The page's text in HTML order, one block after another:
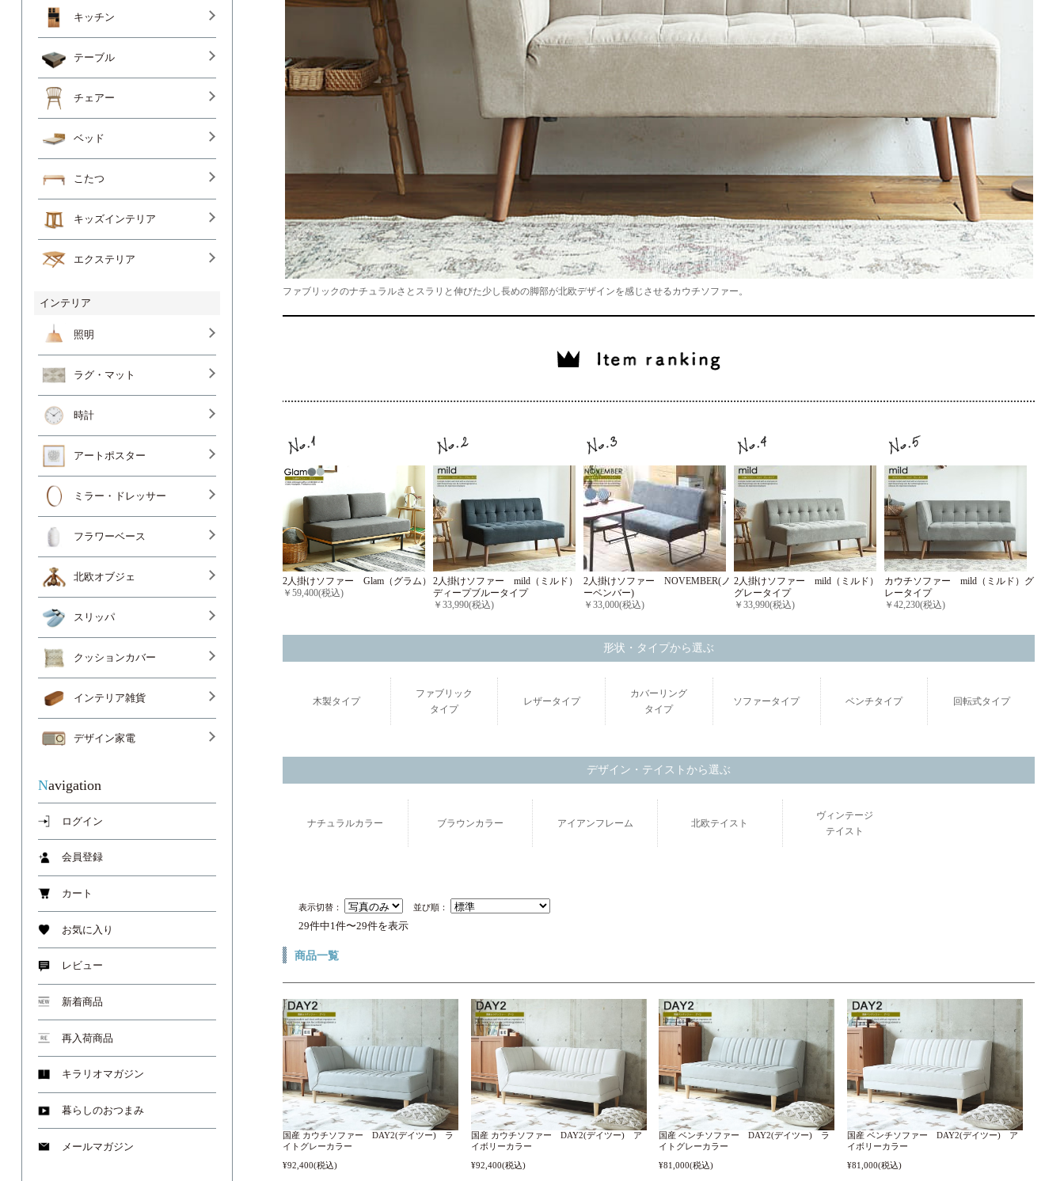
ファブリックのナチュラルさとスラリと伸びた少し長めの脚部が北欧デザインを感じさせるカウチソファー。
2人掛けソファー Glam（グラム）
￥59,400(税込)
2人掛けソファー mild（ミルド）
ディープブルータイプ
￥33,990(税込)
2人掛けソファー NOVEMBER(ノ
ーベンバー)
￥33,000(税込)
2人掛けソファー mild（ミルド）
グレータイプ
￥33,990(税込)
カウチソファー mild（ミルド）グ
レータイプ
￥42,230(税込)
形状・タイプから選ぶ
木製タイプ
ファブリック
タイプ
レザータイプ
カバーリング
タイプ
ソファータイプ ベンチタイプ 回転式タイプ
デザイン・テイストから選ぶ
ナチュラルカラー ブラウンカラー アイアンフレーム 北欧テイスト
ヴィンテージ
テイスト
表示切替： 並び順：
29件中1件〜29件を表示
商品一覧
国産 カウチソファー DAY2(デイツー) ラ
イトグレーカラー
¥92,400(税込)
国産 カウチソファー DAY2(デイツー) ア
イボリーカラー
¥92,400(税込)
国産 ベンチソファー DAY2(デイツー) ラ
イトグレーカラー
¥81,000(税込)
国産 ベンチソファー DAY2(デイツー) ア
イボリーカラー
¥81,000(税込)
キッチン
テーブル
チェアー
ベッド
こたつ
キッズインテリア
エクステリア
インテリア
照明
ラグ・マット
時計
アートポスター
ミラー・ドレッサー
フラワーベース
北欧オブジェ
スリッパ
クッションカバー
インテリア雑貨
デザイン家電
Navigation
ログイン
会員登録
カート
お気に入り
レビュー
新着商品
再入荷商品
キラリオマガジン
暮らしのおつまみ
メールマガジン